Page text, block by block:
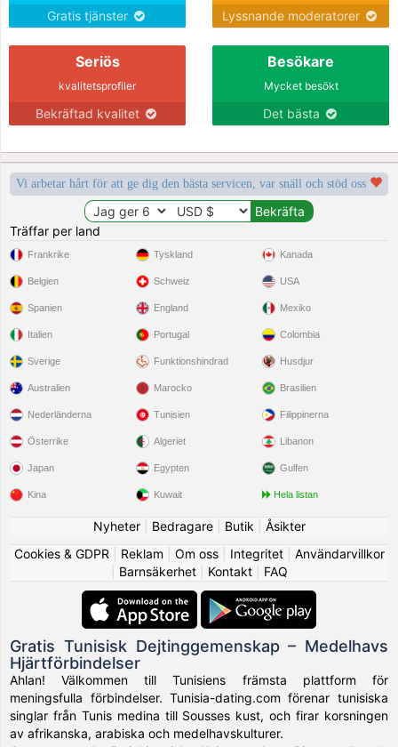
Gratis tjänster Lyssnande moderatorer
Seriös
kvalitetsprofiler
Bekräftad kvalitet
Besökare
Mycket besökt
Det bästa
Vi arbetar hårt för att ge dig den bästa servicen, var snäll och stöd oss
Träffar per land
Frankrike
Belgien
Spanien
Italien
Sverige
Tyskland
Schweiz
England
Portugal
Funktionshindrad
Kanada
USA
Mexiko
Colombia
Husdjur
Australien
Nederländerna
Österrike
Japan
Kina
Marocko
Tunisien
Algeriet
Egypten
Kuwait
Brasilien
Filippinerna
Libanon
Gulfen
Hela listan
Nyheter| Bedragare| Butik
Åsikter
Cookies & GDPR
Reklam Om oss| Integritet| Användarvillkor
Barnsäkerhet| Kontakt| FAQ
Gratis Tunisisk Dejtinggemenskap – Medelhavs
Hjärtförbindelser
Ahlan! Välkommen till Tunisiens främsta plattform för
meningsfulla förbindelser. Tunisia-dating.com förenar tunisiska
singlar från Tunis medina till Sousses kust, och firar korsningen
av afrikanska, arabiska och medelhavskulturer.